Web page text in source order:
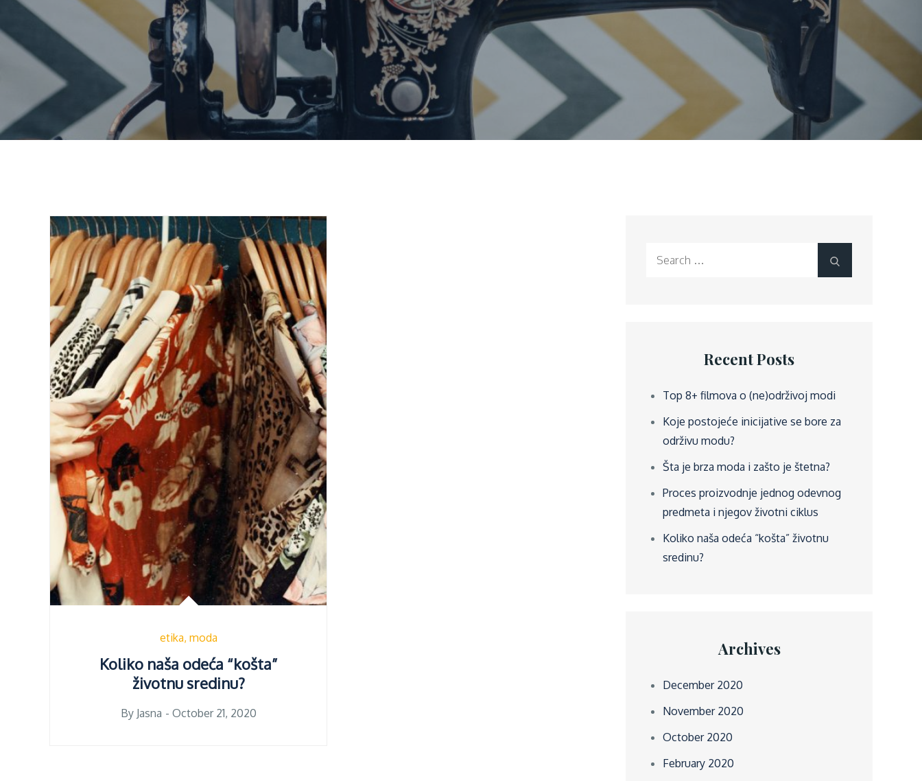
etika moda
Koliko naša odeća “košta”
životnu sredinu?
By Jasna Posted
October 21, 2020
Recent Posts
Top 8+ filmova o (ne)održivoj modi
Koje postojeće inicijative se bore za
održivu modu?
Šta je brza moda i zašto je štetna?
Proces proizvodnje jednog odevnog
predmeta i njegov životni ciklus
Koliko naša odeća “košta” životnu
sredinu?
Archives
December 2020
November 2020
October 2020
February 2020